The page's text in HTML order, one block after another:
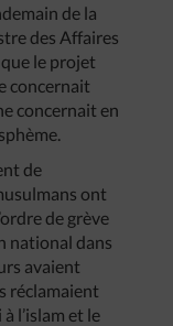
de la
des Affaires
le projet
concernait
concernait en
de
ont
de grève
national dans
avaient
réclamaient
l’islam et le